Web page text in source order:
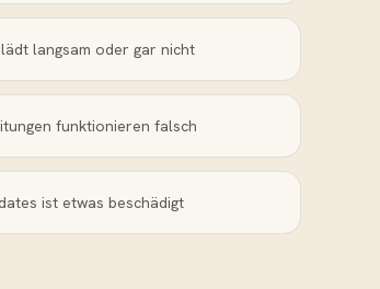
langsam oder gar nicht
funktionieren falsch
ist etwas beschädigt